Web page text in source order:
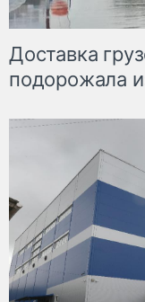
Доставка
подорожала